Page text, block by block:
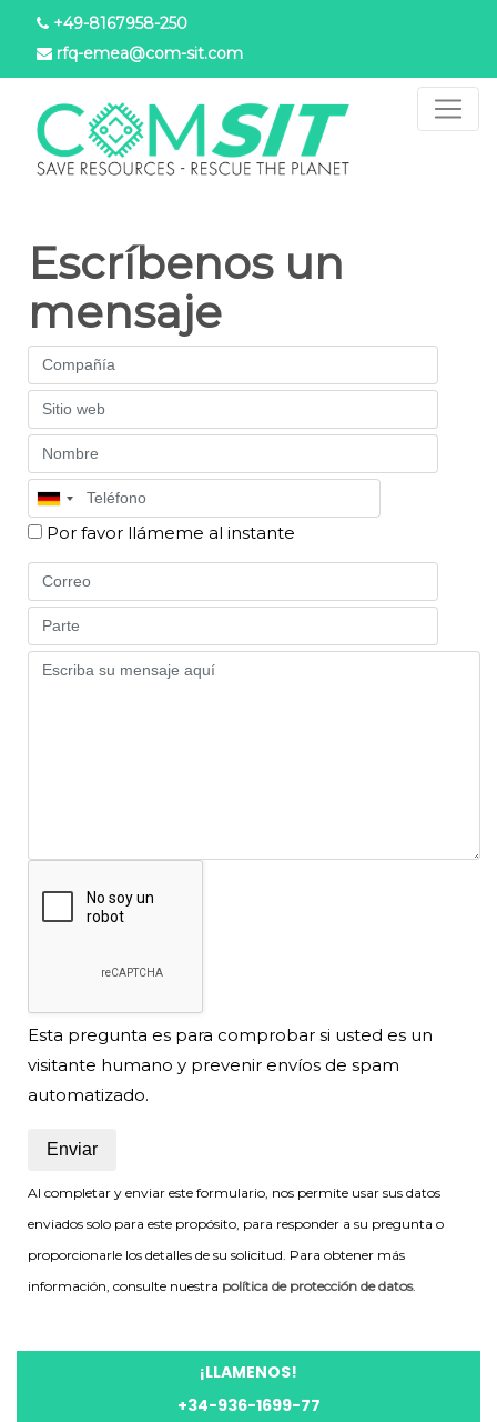
Pasar
contenido
principal
+49-8167958-250
rfq-emea@com-sit.com
Escríbenos un
mensaje
Company
Website
Name
Phone
Por favor llámeme al instante
Email
Part
Message
Esta pregunta es para comprobar si usted es un
visitante humano y prevenir envíos de spam
automatizado.
Al completar y enviar este formulario, nos permite usar sus datos
enviados solo para este propósito, para responder a su pregunta o
proporcionarle los detalles de su solicitud. Para obtener más
información, consulte nuestra política de protección de datos.
¡LLAMENOS!
+34-936-1699-77